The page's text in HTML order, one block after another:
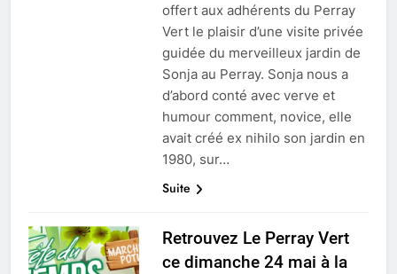
offert aux adhérents du Perray
Vert le plaisir d’une visite privée
guidée du merveilleux jardin de
Sonja au Perray. Sonja nous a
d’abord conté avec verve et
humour comment, novice, elle
avait créé ex nihilo son jardin en
1980, sur…
Suite
Retrouvez Le Perray Vert
ce dimanche 24 mai à la